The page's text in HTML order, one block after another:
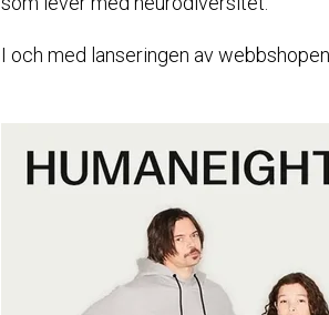
I och med lanseringen av